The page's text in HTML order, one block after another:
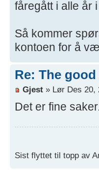
fåregått i alle år
Så kommer
kontoen for å
Re: The
Gjest » Lør Des 20,
Det er fine
Sist flyttet til topp av